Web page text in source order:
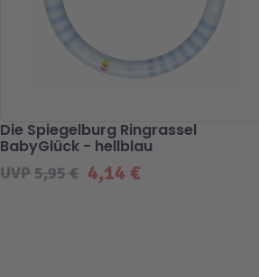
4,14 €
UVP5,95 €
Die Spiegelburg Ringrassel
BabyGlück - hellblau